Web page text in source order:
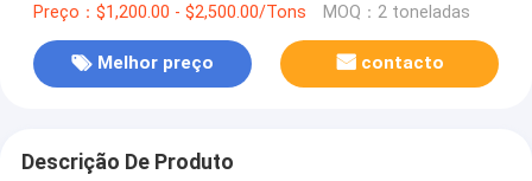
Preço：$1,200.00 - $2,500.00/Tons MOQ：2 toneladas
Melhor preço contacto
Descrição De Produto